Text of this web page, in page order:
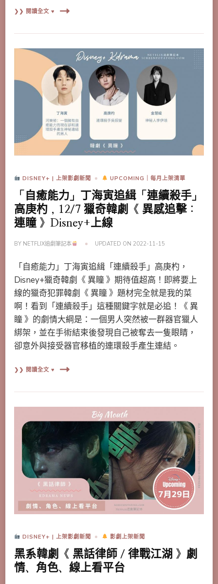
❯❯ 閱讀全文 ♥
DISNEY+ | 上架影劇新聞 UPCOMING｜每月上架清單
「自癒能力」丁海寅追緝「連續殺手」
高庚杓，12/7 獵奇韓劇《 異感追擊：
連瞳 》Disney+上線
BY NETFLIX追劇筆記本 UPDATED ON 2022-11-15
「自癒能力」丁海寅追緝「連續殺手」高庚杓，
Disney+獵奇韓劇《 異瞳 》期待值超高！即將要上
線的獵奇犯罪韓劇《 異瞳 》題材完全就是我的菜
啊！看到「連續殺手」這種關鍵字就是必追！《 異
瞳 》的劇情大綱是：一個男人突然被一群器官獵人
綁架，並在手術結束後發現自己被奪去一隻眼睛，
卻意外與接受器官移植的連環殺手產生連結。
❯❯ 閱讀全文 ♥
DISNEY+ | 上架影劇新聞 影劇上架新聞
黑系韓劇《 黑話律師 / 律戰江湖 》劇
情、角色、線上看平台